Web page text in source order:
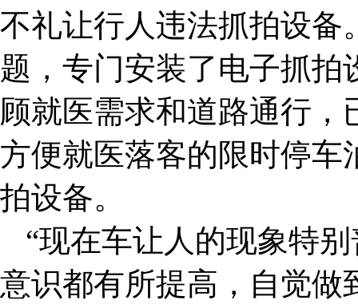
不礼让行人违法抓拍设备
题，专门安装了电子抓
顾就医需求和道路通行
方便就医落客的限时停车
拍设备。
“现在车让人的现象特
意识都有所提高，自觉做